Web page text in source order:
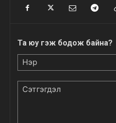
Та юу гэж бодож байна?